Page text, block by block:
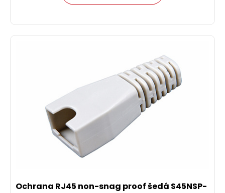
Ochrana RJ45 non-snag proof šedá S45NSP-